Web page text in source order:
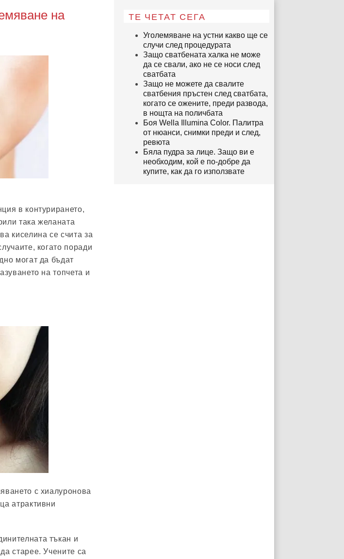
на
в контурирането,
така желаната
киселина се счита за
когато поради
могат да бъдат
на топчета и
с хиалуронова
атрактивни
тъкан и
старее. Учените са
ТЕ ЧЕТАТ СЕГА
Уголемяване на устни какво ще се
случи след процедурата
Защо сватбената халка не може
да се свали, ако не се носи след
сватбата
Защо не можете да свалите
сватбения пръстен след сватбата,
когато се ожените, преди развода,
в нощта на поличбата
Боя Wella Illumina Color. Палитра
от нюанси, снимки преди и след,
ревюта
Бяла пудра за лице. Защо ви е
необходим, кой е по-добре да
купите, как да го използвате